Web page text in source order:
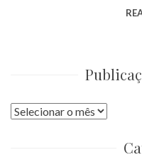
Publicações